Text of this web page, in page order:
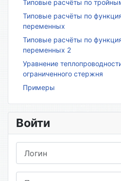
Типовые расчёты по
Типовые расчёты по
переменных
Типовые расчёты по
переменных 2
Уравнение
ограниченного стержня
Примеры
Войти